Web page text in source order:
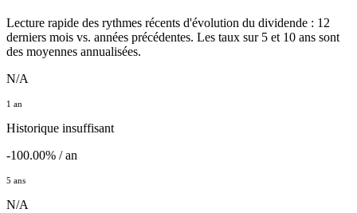
Lecture rapide des rythmes récents d'évolution du dividende : 12
derniers mois vs. années précédentes. Les taux sur 5 et 10 ans sont
des moyennes annualisées.
N/A
1 an
Historique insuffisant
-100.00% / an
5 ans
N/A